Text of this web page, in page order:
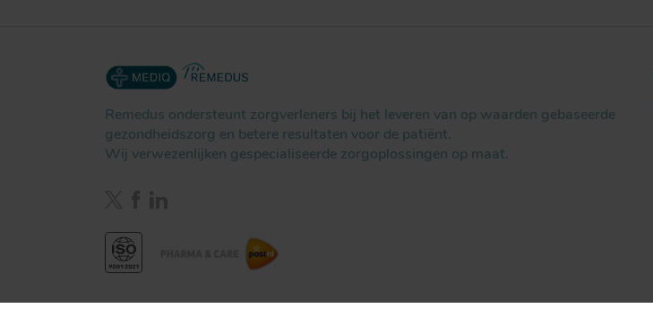
Remedus ondersteunt zorgverleners bij het leveren van op waarden gebaseerde
gezondheidszorg en betere resultaten voor de patiënt.
Wij verwezenlijken gespecialiseerde zorgoplossingen op maat.